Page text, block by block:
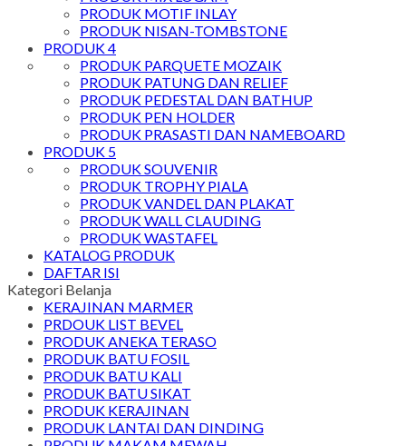
PRODUK MOTIF INLAY
PRODUK NISAN-TOMBSTONE
PRODUK 4
PRODUK PARQUETE MOZAIK
PRODUK PATUNG DAN RELIEF
PRODUK PEDESTAL DAN BATHUP
PRODUK PEN HOLDER
PRODUK PRASASTI DAN NAMEBOARD
PRODUK 5
PRODUK SOUVENIR
PRODUK TROPHY PIALA
PRODUK VANDEL DAN PLAKAT
PRODUK WALL CLAUDING
PRODUK WASTAFEL
KATALOG PRODUK
DAFTAR ISI
Kategori Belanja
KERAJINAN MARMER
PRDOUK LIST BEVEL
PRODUK ANEKA TERASO
PRODUK BATU FOSIL
PRODUK BATU KALI
PRODUK BATU SIKAT
PRODUK KERAJINAN
PRODUK LANTAI DAN DINDING